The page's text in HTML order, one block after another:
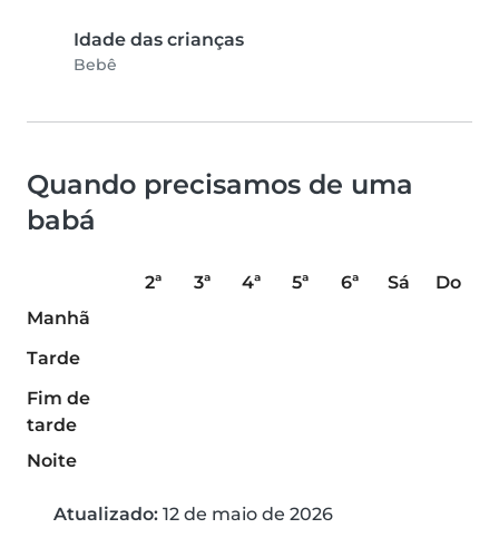
Idade das crianças
Bebê
Quando precisamos de uma
babá
2ª 3ª 4ª 5ª 6ª Sá
Do
Manhã
Tarde
Fim de
tarde
Noite
Atualizado: 12 de maio de 2026